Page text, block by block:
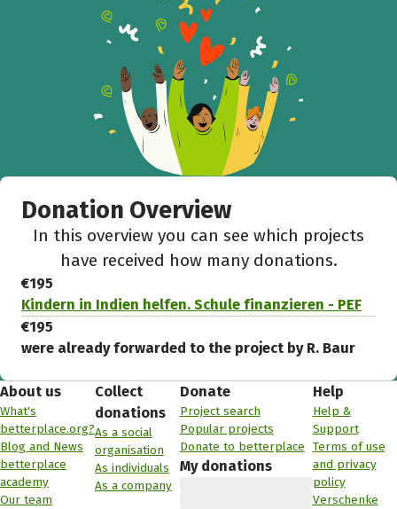
Donation Overview
In this overview you can see which projects
have received how many donations.
€195
Kindern in Indien helfen. Schule finanzieren - PEF
€195
were already forwarded to the project by R. Baur
About us
What's
betterplace.org?
Blog and News
betterplace
academy
Our team
Collect
donations
As a social
organisation
As individuals
As a company
Donate
Project search
Popular projects
Donate to betterplace
My donations
Help
Help &
Support
Terms of use
and privacy
policy
Verschenke